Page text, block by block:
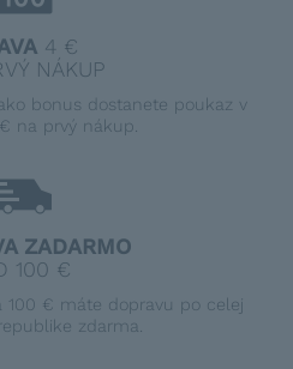
4 €
NÁKUP
bonus dostanete poukaz v
na prvý nákup.
ZADARMO
100 €
100 € máte dopravu po celej
zdarma.